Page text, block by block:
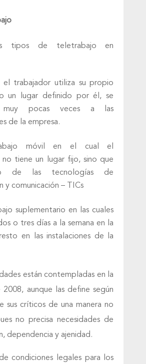
tipos de teletrabajo en
el trabajador utiliza su propio
un lugar definido por él, se
muy pocas veces a las
de la empresa.
móvil en el cual el
no tiene un lugar fijo, sino que
de las tecnologías de
y comunicación – TICs
suplementario en las cuales
o tres días a la semana en la
en las instalaciones de la
están contempladas en la
2008, aunque las define según
sus críticos de una manera no
no precisa necesidades de
dependencia y ajenidad.
condiciones legales para los